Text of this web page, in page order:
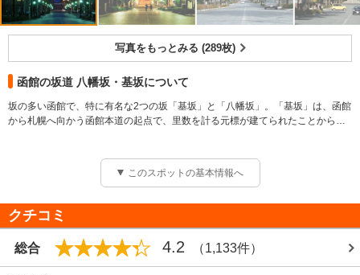
写真をもっとみる (289枚)
函館の坂道 八幡坂・基坂について
坂の多い函館で、特に有名な2つの坂「基坂」と「八幡坂」。「基坂」は、函館
から札幌へ向かう函館本道の起点で、里数を計る元標が建てられたことからそ
われる。眺めがよいことから、CMやドラマにもよく使われる。このほか、代表
的な坂は18を数え、坂によって色々な表情を見せてくれる。
このスポットの基本情報へ
クチコミ
総合 4.2 （1,133件）